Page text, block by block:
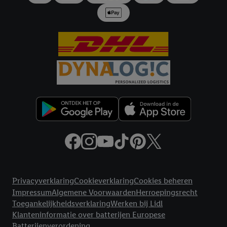
PrivacyverklaringCookieverklaringCookies beheren
ImpressumAlgemene VoorwaardenHerroepingsrecht
ToegankelijkheidsverklaringWerken bij Lidl
Klanteninformatie over batterijen Europese
door Criteo S.A. aan jou zijn toegewezen.
advertenties worden weergegeven voor producten waarin je
eerder interesse hebt getoond (bijvoorbeeld door het product
in een winkelmandje van een online winkel te plaatsen maar het
niet te kopen). De retargeting advertenties kunnen op
verschillende eindapparaten en binnen verschillende Lidl-
diensten worden weergegeven, als verschillende eindapparaten
en Lidl-diensten, met behulp van jouw gehashte e-mailadres en
met eventuele andere identifiers of met identifiers waarover
Criteo S.A. beschikt, aan jou kunnen worden toegewezen.
Onder "Aanpassen" kun je aangeven met welke cookies en
gegevensverwerking.
Door te klikken op "Weigeren", kies je voor de optie dat er enkel
technisch noodzakelijke cookies en vergelijkbare technieken
worden gebruikt.